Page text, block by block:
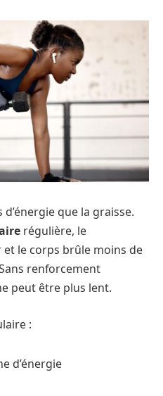
que la graisse.
régulière, le
le corps brûle moins de
renforcement
peut être plus lent.
:
d’énergie